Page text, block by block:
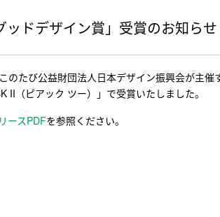
ッドデザイン賞」受賞のお知らせ
のたび公益財団法人日本デザイン振興会が主
II（ピアック ツー）」で受賞いたしました。
ースPDFを参照ください。